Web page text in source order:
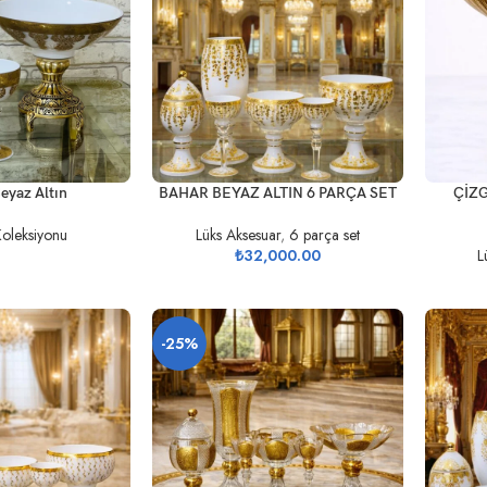
Altın SEPETE EKLE
BAHAR BEYAZ ALTIN 6 PARÇA SET
Lüks Aksesuar, 6 parça set
₺32,000.00
SEPETE
-25%